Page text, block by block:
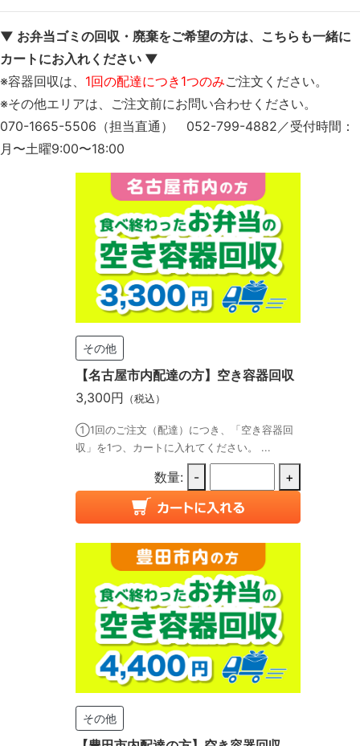
▼ お弁当ゴミの回収・廃棄をご希望の方は、こちらも一緒に
カートにお入れください ▼
※容器回収は、 1回の配達につき1つのみご注文ください。
※その他エリアは、ご注文前にお問い合わせください。
070-1665-5506（担当直通） 052-799-4882／受付時間：
月〜土曜9:00〜18:00
その他
【名古屋市内配達の方】空き容器回収
3,300円 （税込）
①1回のご注文（配達）につき、「空き容器回
収」を1つ、カートに入れてください。 ...
数量: - +
その他